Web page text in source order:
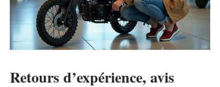
Retours d’expérience, avis